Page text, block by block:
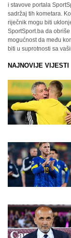
i stavove portala
sadržaj tih kometara.
riječnik mogu biti
SportSport.ba da
mogućnost da među
biti u suprotnosti sa
NAJNOVIJE VIJESTI